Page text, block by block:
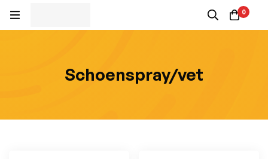
0
Schoenspray/vet